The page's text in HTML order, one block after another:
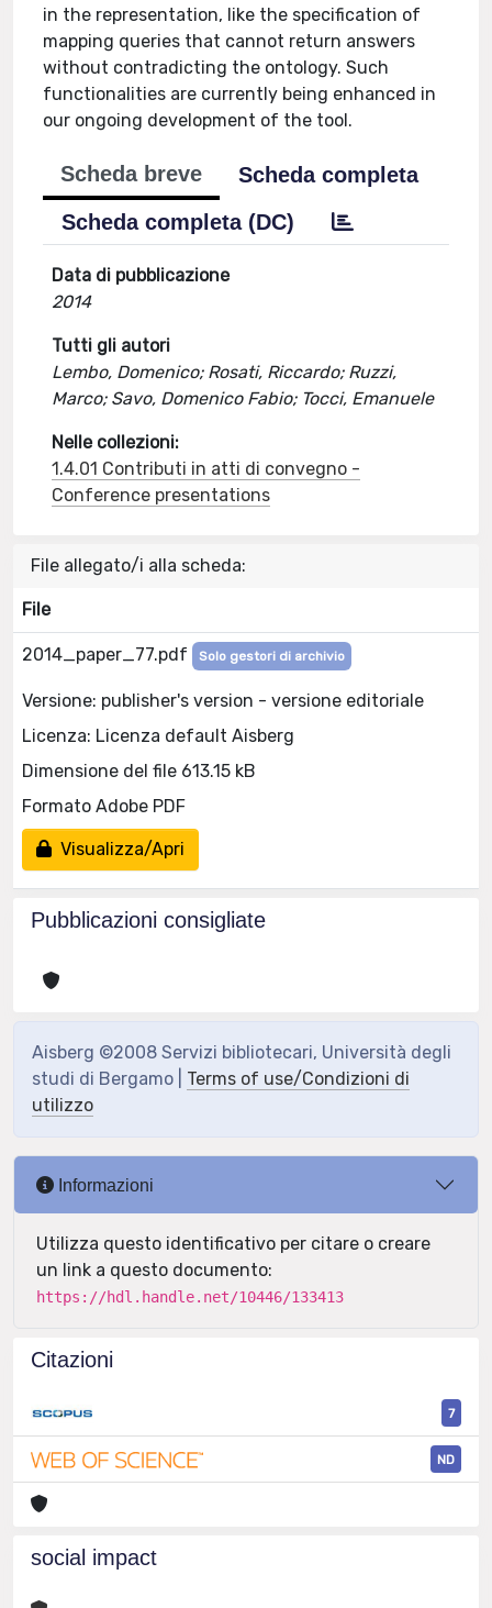
in the representation, like the specification of
mapping queries that cannot return answers
without contradicting the ontology. Such
functionalities are currently being enhanced in
our ongoing development of the tool.
Scheda breve
Scheda completa
Scheda completa (DC)
Data di pubblicazione
2014
Tutti gli autori
Lembo, Domenico; Rosati, Riccardo; Ruzzi,
Marco; Savo, Domenico Fabio; Tocci, Emanuele
Nelle collezioni:
1.4.01 Contributi in atti di convegno -
Conference presentations
File allegato/i alla scheda:
File
2014_paper_77.pdf Solo gestori di archivio
Versione: publisher's version - versione editoriale
Licenza: Licenza default Aisberg
Dimensione del file 613.15 kB
Formato Adobe PDF
Visualizza/Apri
Pubblicazioni consigliate
Aisberg ©2008 Servizi bibliotecari, Università degli
studi di Bergamo | Terms of use/Condizioni di
utilizzo
Informazioni
Utilizza questo identificativo per citare o creare
un link a questo documento:
https://hdl.handle.net/10446/133413
Citazioni
7
ND
social impact